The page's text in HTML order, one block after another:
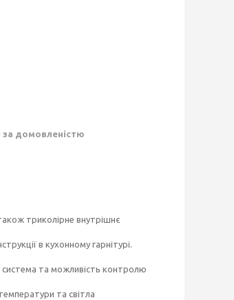
за домовленістю
триколірне внутрішнє
в кухонному гарнітурі.
система та можливість контролю
та світла